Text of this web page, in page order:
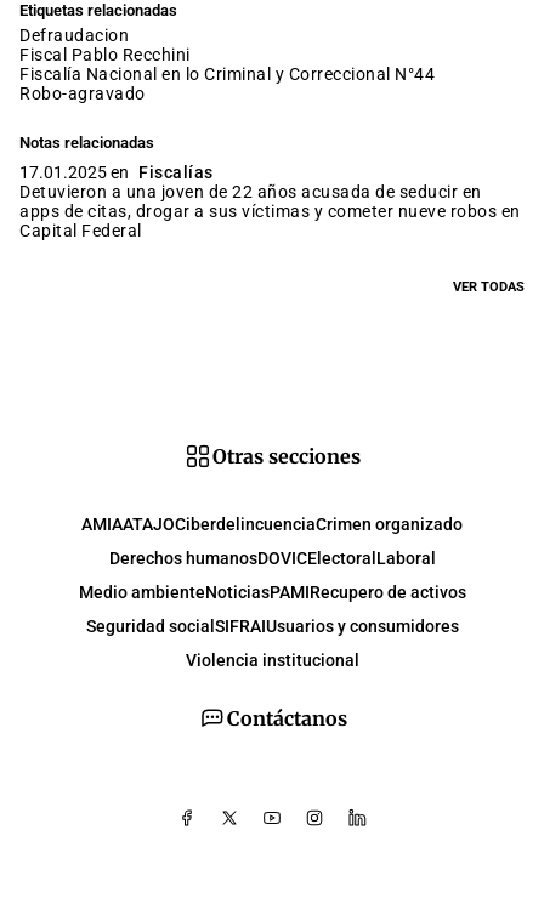
Etiquetas relacionadas
defraudacion
fiscal Pablo Recchini
Fiscalía Nacional en lo Criminal y Correccional N°44
robo-agravado
Notas relacionadas
17.01.2025 en
Fiscalías
Detuvieron a una joven de 22 años acusada de seducir en
apps de citas, drogar a sus víctimas y cometer nueve robos en
Capital Federal
VER TODAS
Contáctanos
Otras secciones
AMIAATAJOCiberdelincuenciaCrimen organizado
Derechos humanosDOVICElectoral Laboral
Medio ambienteNoticiasPAMIRecupero de activos
Seguridad social SIFRAIUsuarios y consumidores
Violencia institucional